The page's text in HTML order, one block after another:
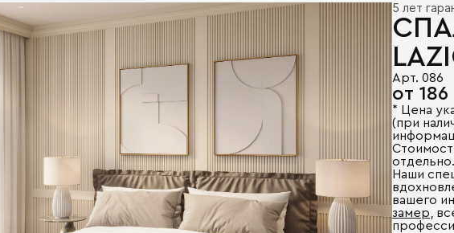
5 лет
Арт. 086
от
* Цена
(при
отдельно.
Наши
вашего
замер ,